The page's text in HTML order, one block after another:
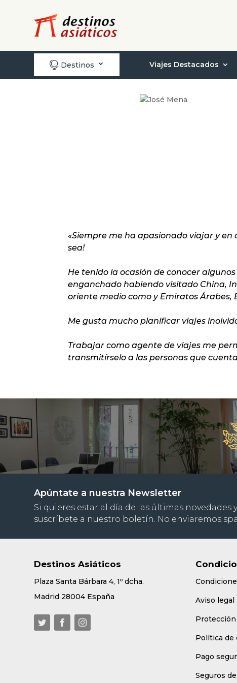
 Destinos Viajes Destacados
«Siempre me ha apasionado viajar y
sea!
He tenido la ocasión de conocer
enganchado habiendo visitado China,
oriente medio como y Emiratos Árabes,
Me gusta mucho planificar viajes
Trabajar como agente de viajes me
transmitírselo a las personas que
Apúntate a nuestra Newsletter
Si quieres estar al día de las últimas novedades
suscríbete a nuestro boletín. No enviaremos
Destinos Asiáticos
Plaza Santa Bárbara 4, 1º dcha.
Madrid 28004 España
Aviso legal
Política de
Pago
Seguros